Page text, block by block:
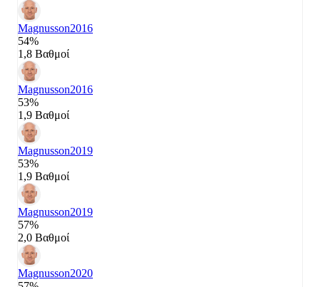
Magnusson2016
54%
1,8 Βαθμοί
Magnusson2016
53%
1,9 Βαθμοί
Magnusson2019
53%
1,9 Βαθμοί
Magnusson2019
57%
2,0 Βαθμοί
Magnusson2020